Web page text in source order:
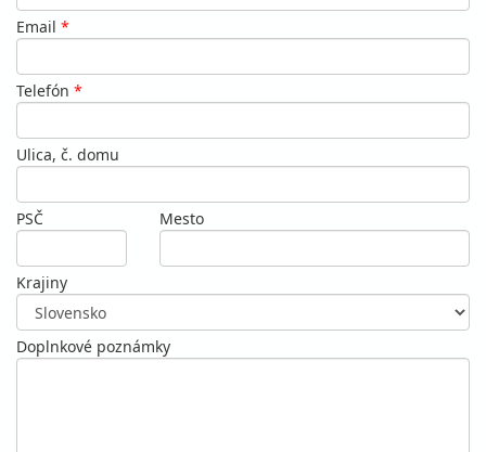
Email *
Telefón *
Ulica, č. domu
PSČ Mesto
Krajiny
Doplnkové poznámky